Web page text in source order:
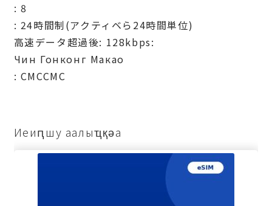
: 8
: 24時間制(アクティベら24時間単位)
高速データ超過後: 128kbps:
Чин Гонконг Макао
: СМССМС
Иеиԥшу аалыҵқәа